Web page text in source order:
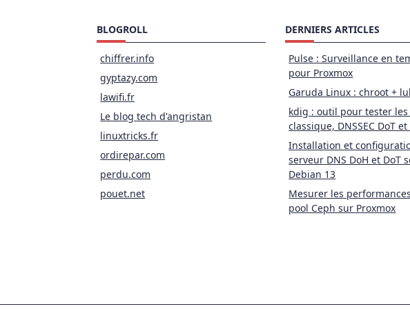
BLOGROLL
chiffrer.info
gyptazy.com
lawifi.fr
Le blog tech d'angristan
linuxtricks.fr
ordirepar.com
perdu.com
pouet.net
DERNIERS ARTICLES
Pulse : Surveillance en
pour Proxmox
Garuda Linux : chroot +
kdig : outil pour tester les
classique, DNSSEC DoT et
Installation et
serveur DNS DoH et DoT
Debian 13
Mesurer les
pool Ceph sur Proxmox